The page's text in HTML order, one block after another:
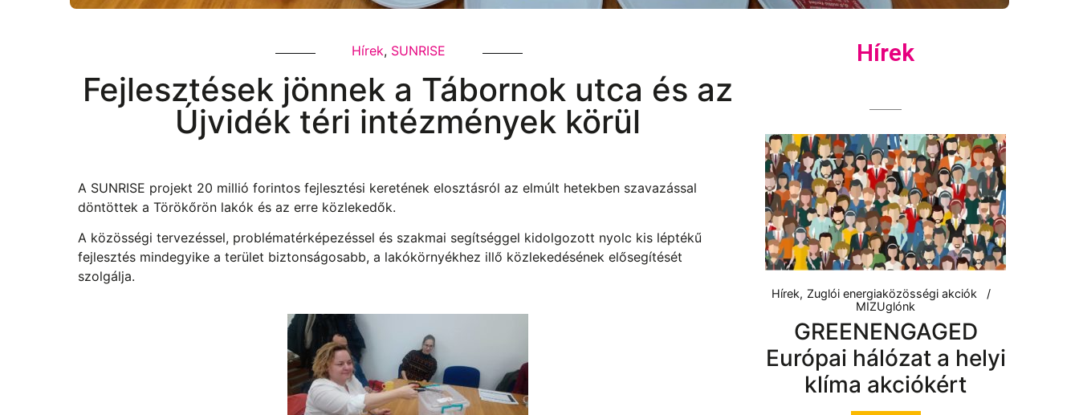
Hírek, SUNRISE
Fejlesztések jönnek a Tábornok utca és az
Újvidék téri intézmények körül
A SUNRISE projekt 20 millió forintos fejlesztési keretének elosztásról az elmúlt hetekben szavazással
döntöttek a Törökőrön lakók és az erre közlekedők.
A közösségi tervezéssel, problématérképezéssel és szakmai segítséggel kidolgozott nyolc kis léptékű
fejlesztés mindegyike a terület biztonságosabb, a lakókörnyékhez illő közlekedésének elősegítését
szolgálja.
Hírek
Hírek Zuglói energiaközösségi akciók
MIZUglónk
GREENENGAGED
Európai hálózat a helyi
klíma akciókért